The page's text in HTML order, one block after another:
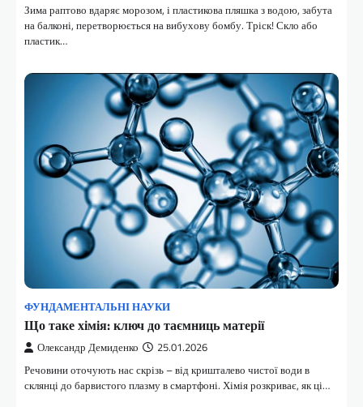
Зима раптово вдаряє морозом, і пластикова пляшка з водою, забута
на балконі, перетворюється на вибухову бомбу. Тріск! Скло або
пластик…
ФУНДАМЕНТАЛЬНІ НАУКИ
Що таке хімія: ключ до таємниць матерії
Олександр Демиденко 25.01.2026
Речовини оточують нас скрізь – від кришталево чистої води в
склянці до барвистого плазму в смартфоні. Хімія розкриває, як ці…